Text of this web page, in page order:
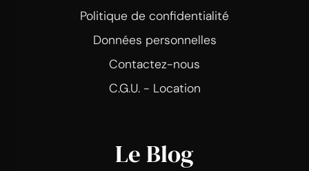
Politique de confidentialité
Données personnelles
Contactez-nous
C.G.U. - Location
Le Blog